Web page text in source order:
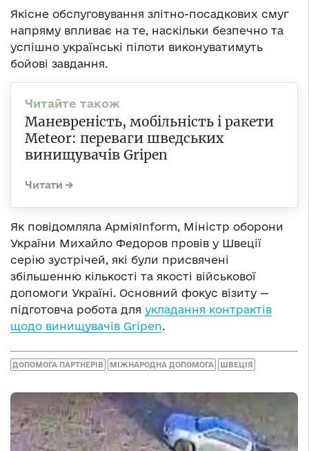
Якісне обслуговування злітно-посадкових смуг
напряму впливає на те, наскільки безпечно та
успішно українські пілоти виконуватимуть
бойові завдання.
Маневреність, мобільність і ракети
Meteor: переваги шведських
винищувачів Gripen
Як повідомляла АрміяInform, Міністр оборони
України Михайло Федоров провів у Швеції
серію зустрічей, які були присвячені
збільшенню кількості та якості військової
допомоги Україні. Основний фокус візиту —
підготовча робота для укладання контрактів
щодо винищувачів Gripen.
ДОПОМОГА ПАРТНЕРІВ МІЖНАРОДНА ДОПОМОГА ШВЕЦІЯ